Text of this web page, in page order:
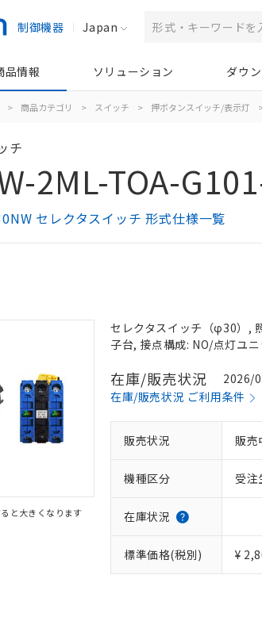
制御機器 Japan
品情報 ソリューション ダウ
> 商品カテゴリ > スイッチ > 押ボタンスイッチ/表示灯
チ
2ML-TOA-
セレクタスイッチ 形式仕様一覧
と大きくなります
セレクタスイッチ（φ30）,
子台, 接点構成: NO/点灯ユ
在庫/販売状況
2026/
在庫/販売状況 ご利用条件
販売状況 販売
機種区分 受注
在庫状況
標準価格(税別) ¥